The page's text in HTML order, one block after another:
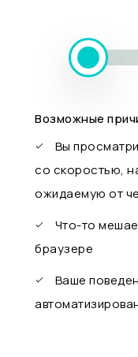
Возможные
Вы
со скоростью,
ожидаемую от
Что-то
браузере
Ваше